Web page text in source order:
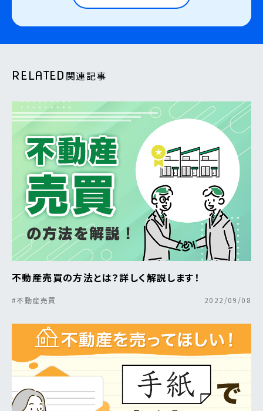
RELATED 関連記事
不動産売買の方法とは？詳しく解説します！
#不動産売買 2022/09/08